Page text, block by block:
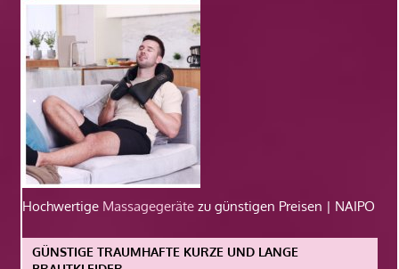
Hochwertige Massagegeräte zu günstigen Preisen | NAIPO
GÜNSTIGE TRAUMHAFTE KURZE UND LANGE